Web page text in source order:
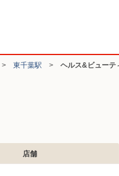
東千葉駅 > ヘルス&ビューテ
店舗